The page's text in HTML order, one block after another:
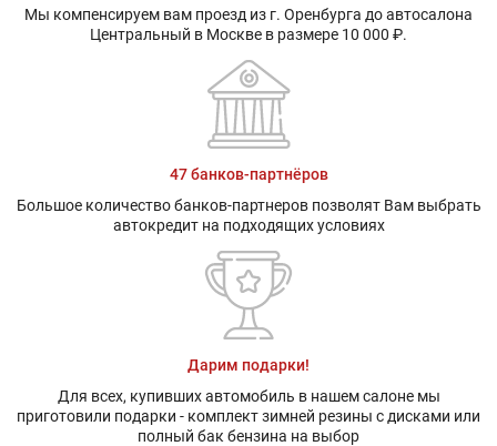
Мы компенсируем вам проезд из г. Оренбурга до автосалона
Центральный в Москве в размере 10 000 ₽.
47 банков-партнёров
Большое количество банков-партнеров позволят Вам выбрать
автокредит на подходящих условиях
Дарим подарки!
Для всех, купивших автомобиль в нашем салоне мы
приготовили подарки - комплект зимней резины с дисками или
полный бак бензина на выбор